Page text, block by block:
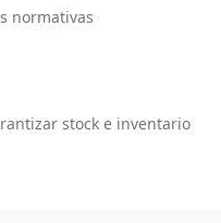
normativas
stock e inventario